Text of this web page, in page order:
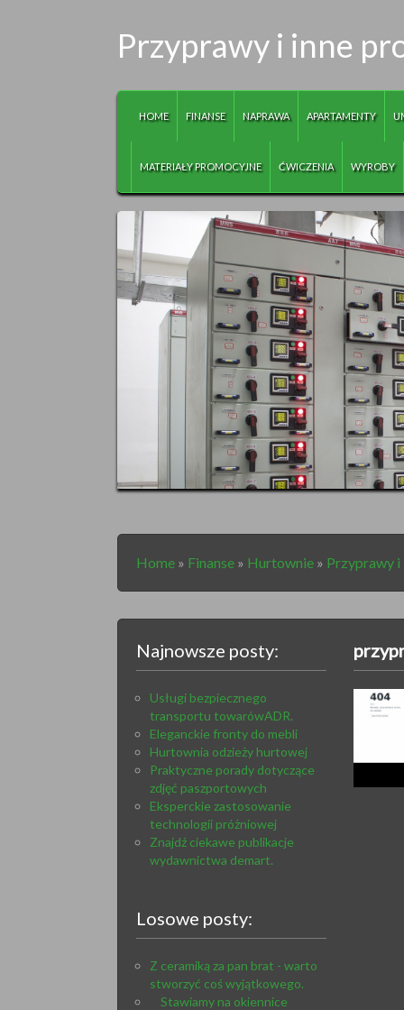
Przyprawy i inne
HOME FINANSE NAPRAWA APARTAMENTY
MATERIAŁY PROMOCYJNE ĆWICZENIA WYROBY
Home » Finanse » Hurtownie » Przyprawy
Najnowsze posty:
Usługi bezpiecznego
transportu towarówADR.
Eleganckie fronty do mebli
Hurtownia odzieży hurtowej
Praktyczne porady dotyczące
zdjęć paszportowych
Eksperckie zastosowanie
technologii próżniowej
Znajdź ciekawe publikacje
wydawnictwa demart.
Losowe posty:
Z ceramiką za pan brat - warto
stworzyć coś wyjątkowego.
Stawiamy na okiennice